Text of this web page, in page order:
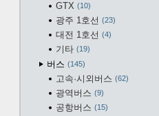
GTX 10
광주 1호선 23
대전 1호선 4
기타 19
버스 145
고속·시외버스 62
광역버스 9
공항버스 15